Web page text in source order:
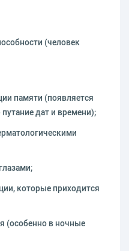
(человек
памяти (появляется
дат и времени);
которые приходится
(особенно в ночные